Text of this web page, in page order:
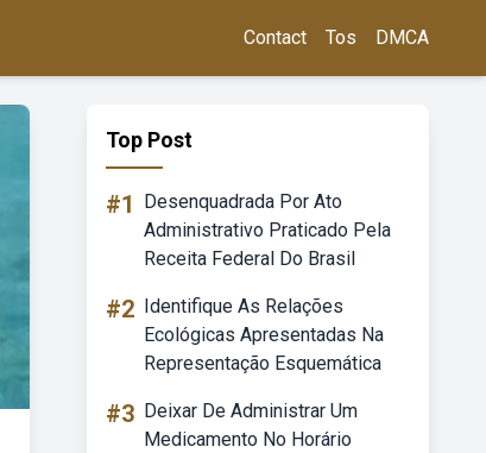
Contact Tos DMCA
Top Post
#1
Desenquadrada Por Ato
Administrativo Praticado Pela
Receita Federal Do Brasil
#2 Identifique As Relações
Ecológicas Apresentadas Na
Representação Esquemática
#3 Deixar De Administrar Um
Medicamento No Horário